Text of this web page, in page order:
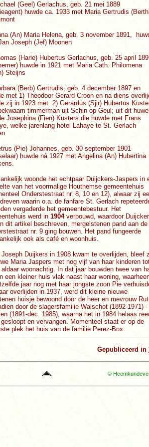
(Geel) Gerlachus, geb. 21 mei 1889
huwde ca. 1933 met Maria Gertrudis
(An) Maria Helena, geb. 3 november 1891,
Joseph (Jef) Moonen
(Harie) Hubertus Gerlachus, geb. 25 april
huwde in 1921 met Maria Cath. Philomena
Steijns
(Berb) Gertrudis, geb. 4 december 1897 en
met 1) Theodoor Gerard Croon en na diens
zij in 1923 met 2) Gerardus (Sjir) Hubertus
timmerman uit Schin op Geul; uit dit
Josephina (Fien) Kusters die huwde met Frans
welke jarenlang hotel Lahaye te St. Gerlach
(Pie) Johannes, geb. 30 september 1901
huwde ná 1927 met Angelina (An) Hubertina
woonde het echtpaar Duijckers-Jaspers in
van het voormalige Houthemse gemeentehuis
Onderstestraat nr. 8, 10 en 12), alwaar zij
waarin o.a. de fanfare St. Gerlach
vergaderde het gemeentebestuur. Het
werd in 1904verbouwd, waardoor
dit artikel beschreven, mergelstenen pand aan de
nr. 9 ging bouwen. Het pand fungeerde
ook als café en woonhuis.
Joseph Duijkers in 1908 kwam te overlijden, bleef
Maria Jaspers met nog vijf van haar kinderen
aldaar woonachtig. In dat jaar bouwden twee van
een kleiner huis vlak naast haar woning,
jaar nog met haar jongste zoon Pie
overlijden in 1937, werd dit kleine nieuwe
huisje bewoond door de heer en mevrouw
door de slagersfamilie Walschot (1892-1971) -
(1891-dec. 1985), waarna het in 1984 helaas
en vervangen. Momenteel staat er op de
plek het huis van de familie Perez-Box.
Gepubliceerd in
©